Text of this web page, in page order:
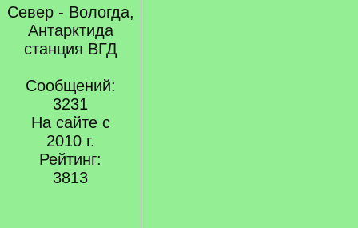
Север - Вологда,
Антарктида
станция ВГД
Сообщений:
3231
На сайте с
2010 г.
Рейтинг:
3813